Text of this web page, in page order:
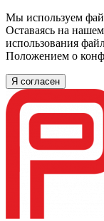
Мы используем
Оставаясь на
использования
Положением о
Я согласен